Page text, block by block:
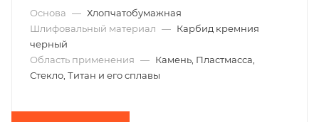
Основа — Хлопчатобумажная
Шлифовальный материал — Карбид кремния
черный
Область применения — Камень, Пластмасса,
Стекло, Титан и его сплавы